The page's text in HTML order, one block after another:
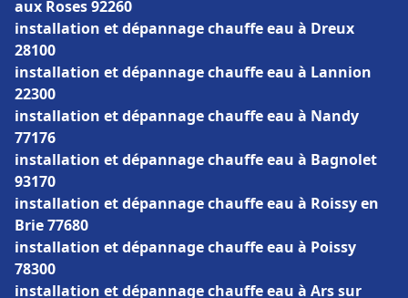
aux Roses 92260
installation et dépannage chauffe eau à Dreux
28100
installation et dépannage chauffe eau à Lannion
22300
installation et dépannage chauffe eau à Nandy
77176
installation et dépannage chauffe eau à Bagnolet
93170
installation et dépannage chauffe eau à Roissy en
Brie 77680
installation et dépannage chauffe eau à Poissy
78300
installation et dépannage chauffe eau à Ars sur